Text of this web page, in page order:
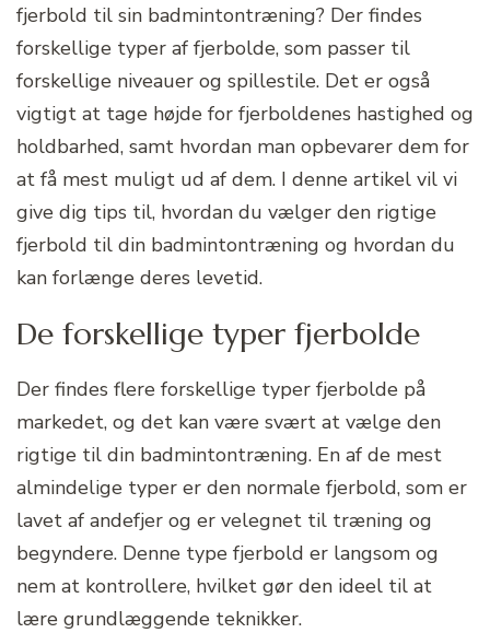
fjerbold til sin badmintontræning? Der findes
forskellige typer af fjerbolde, som passer til
forskellige niveauer og spillestile. Det er også
vigtigt at tage højde for fjerboldenes hastighed og
holdbarhed, samt hvordan man opbevarer dem for
at få mest muligt ud af dem. I denne artikel vil vi
give dig tips til, hvordan du vælger den rigtige
fjerbold til din badmintontræning og hvordan du
kan forlænge deres levetid.
De forskellige typer fjerbolde
Der findes flere forskellige typer fjerbolde på
markedet, og det kan være svært at vælge den
rigtige til din badmintontræning. En af de mest
almindelige typer er den normale fjerbold, som er
lavet af andefjer og er velegnet til træning og
begyndere. Denne type fjerbold er langsom og
nem at kontrollere, hvilket gør den ideel til at
lære grundlæggende teknikker.